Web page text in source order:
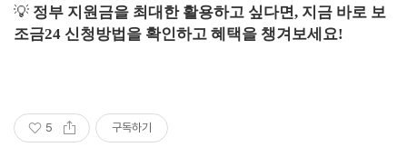
💡 정부 지원금을 최대한 활용하고 싶다면, 지금 바로 보
조금24 신청방법을 확인하고 혜택을 챙겨보세요!
5 구독하기